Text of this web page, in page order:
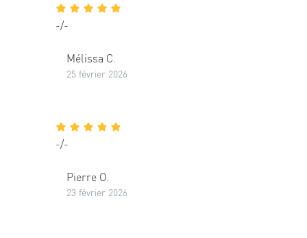
-/-
Mélissa C.
25 février 2026
-/-
Pierre O.
23 février 2026